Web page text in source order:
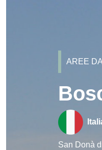
AREE
San Donà